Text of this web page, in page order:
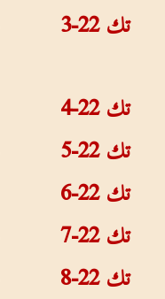
تك 22-3
تك 22-4
تك 22-5
تك 22-6
تك 22-7
تك 22-8